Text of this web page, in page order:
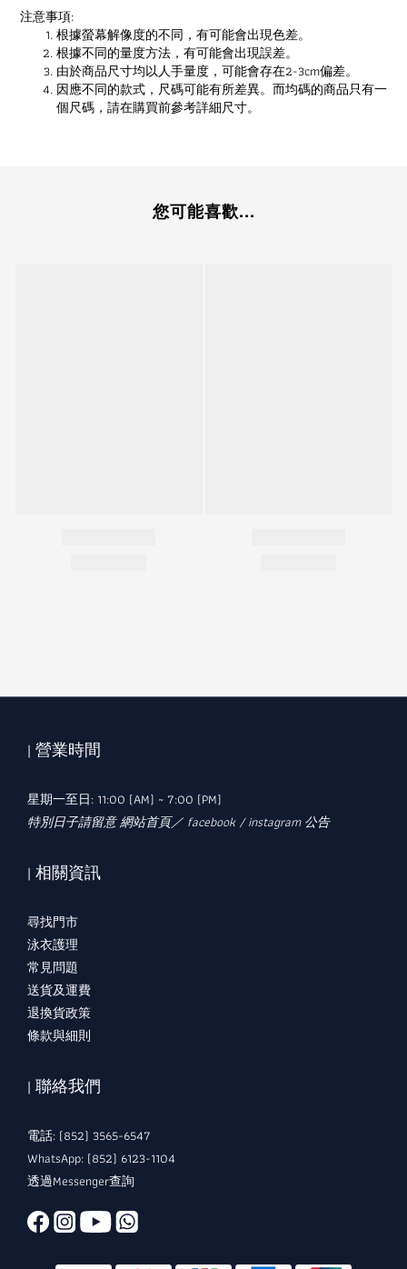
注意事項:
根據螢幕解像度的不同，有可能會出現色差。
根據不同的量度方法，有可能會出現誤差。
由於商品尺寸均以人手量度，可能會存在2-3cm偏差。
因應不同的款式，尺碼可能有所差異。而均碼的商品只有一
個尺碼，請在購買前參考詳細尺寸。
您可能喜歡...
| 營業時間
星期一至日: 11:00 (AM) ~ 7:00 (PM)
特別日子請留意 網站首頁／ facebook / instagram 公告
| 相關資訊
尋找門市
泳衣護理
常見問題
送貨及運費
退換貨政策
條款與細則
| 聯絡我們
電話: (852) 3565-6547
WhatsApp: (852) 6123-1104
透過Messenger查詢